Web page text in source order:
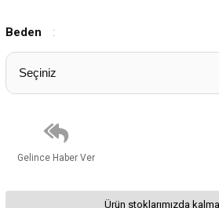
Beden :
Gelince Haber Ver
Ürün stoklarımızda